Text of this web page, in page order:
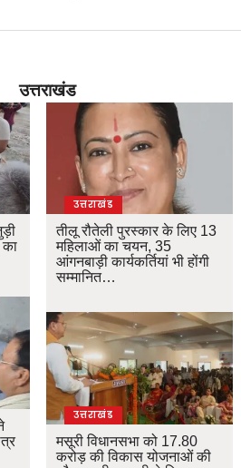
उत्तराखंड
का
उत्तराखंड
तीलू रौतेली पुरस्कार के लिए 13
महिलाओं का चयन, 35
आंगनबाड़ी कार्यकर्तियां भी होंगी
सम्मानित…
उत्तराखंड
मसूरी विधानसभा को 17.80
करोड़ की विकास योजनाओं की